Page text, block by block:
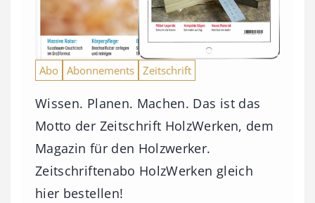
Abo Abonnements Zeitschrift
Wissen. Planen. Machen. Das ist das
Motto der Zeitschrift HolzWerken, dem
Magazin für den Holzwerker.
Zeitschriftenabo HolzWerken gleich
hier bestellen!